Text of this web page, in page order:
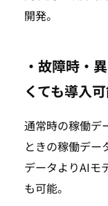
開発。
・故障時・
くても導入
通常時の稼働デ
ときの稼働デー
データよりAIモ
も可能。